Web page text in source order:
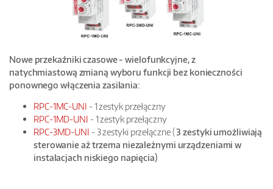
Nowe przekaźniki czasowe - wielofunkcyjne, z
natychmiastową zmianą wyboru funkcji bez konieczności
ponownego włączenia zasilania:
RPC-1MC-UNI - 1 zestyk przełączny
RPC-1MD-UNI - 1 zestyk przełączny
RPC-3MD-UNI - 3 zestyki przełączne (3 zestyki umożliwiają
sterowanie aż trzema niezależnymi urządzeniami w
instalacjach niskiego napięcia)